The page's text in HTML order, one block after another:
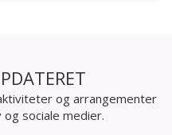
og arrangementer
sociale medier.